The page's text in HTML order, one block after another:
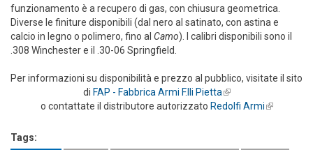
funzionamento è a recupero di gas, con chiusura geometrica.
Diverse le finiture disponibili (dal nero al satinato, con astina e
calcio in legno o polimero, fino al Camo). I calibri disponibili sono il
.308 Winchester e il .30-06 Springfield.
Per informazioni su disponibilità e prezzo al pubblico, visitate il sito
di FAP - Fabbrica Armi F.lli Pietta(link is external)
o contattate il distributore autorizzato Redolfi Armi (link is
Tags: